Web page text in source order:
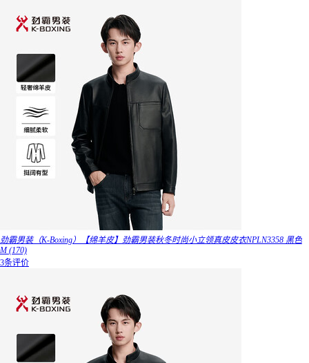
劲霸男装（K-Boxing）【绵羊皮】劲霸男装秋冬时尚小立领真皮皮衣NPLN3358 黑色
M (170)
3条评价